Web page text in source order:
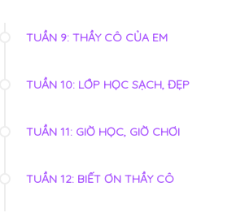
TUẦN 9: THẦY CÔ CỦA EM
TUẦN 10: LỚP HỌC SẠCH, ĐẸP
TUẦN 11: GIỜ HỌC, GIỜ CHƠI
TUẦN 12: BIẾT ƠN THẦY CÔ